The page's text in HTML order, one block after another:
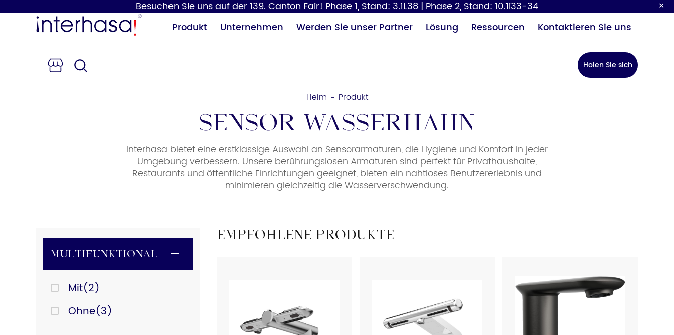
Besuchen Sie uns auf der 139. Canton Fair! Phase 1, Stand: 3.1L38 | Phase 2, Stand: 10.1i33-34 ×
Produkt
Händetrockner Seifenspender Papierspender Haartrockner
Baby-
Wickeltisch
Sensor
Wasserhahn
Unternehmen Werden Sie unser Partner Lösung Ressourcen Kontaktieren Sie uns
Holen Sie sich
Heim - Produkt
Sensor Wasserhahn
Interhasa bietet eine erstklassige Auswahl an Sensorarmaturen, die Hygiene und Komfort in jeder
Umgebung verbessern. Unsere berührungslosen Armaturen sind perfekt für Privathaushalte,
Restaurants und öffentliche Einrichtungen geeignet, bieten ein nahtloses Benutzererlebnis und
minimieren gleichzeitig die Wasserverschwendung.
Multifunktional
Mit(2)
Ohne(3)
EMPFOHLENE PRODUKTE